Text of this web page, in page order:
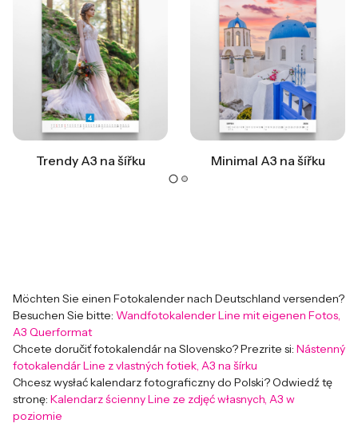
Trendy A3 na šířku Minimal A3 na šířku
Möchten Sie einen Fotokalender nach Deutschland versenden?
Besuchen Sie bitte: Wandfotokalender Line mit eigenen Fotos,
A3 Querformat
Chcete doručiť fotokalendár na Slovensko? Prezrite si: Nástenný
fotokalendár Line z vlastných fotiek, A3 na šírku
Chcesz wysłać kalendarz fotograficzny do Polski? Odwiedź tę
stronę: Kalendarz ścienny Line ze zdjęć własnych, A3 w
poziomie